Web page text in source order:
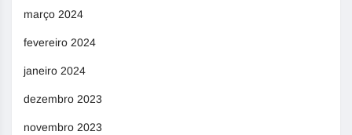
março 2024
fevereiro 2024
janeiro 2024
dezembro 2023
novembro 2023